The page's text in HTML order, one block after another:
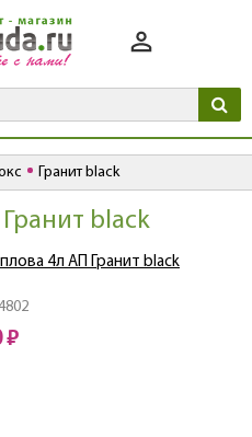
Гранит black
black
4л АП Гранит black
₽